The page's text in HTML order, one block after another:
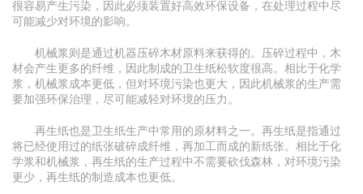
很容易产生污染，因此必须装置好高效环保设备，在处理过程中尽
可能减少对环境的影响。
机械浆则是通过机器压碎木材原料来获得的。压碎过程中，木
材会产生更多的纤维，因此制成的卫生纸松软度很高。相比于化学
浆，机械浆成本更低，但对环境污染也更大，因此机械浆的生产需
要加强环保治理，尽可能减轻对环境的压力。
再生纸也是卫生纸生产中常用的原材料之一。再生纸是指通过
将已经使用过的纸张破碎成纤维，再加工而成的新纸张。相比于化
学浆和机械浆，再生纸的生产过程中不需要砍伐森林，对环境污染
更少，再生纸的制造成本也更低。